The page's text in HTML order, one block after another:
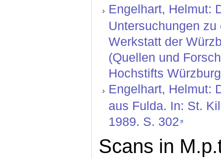
Engelhart, Helmut:
Untersuchungen
Werkstatt der
(Quellen und
Hochstifts
Engelhart, Helmut:
aus Fulda. In: St.
1989. S. 302
Scans in